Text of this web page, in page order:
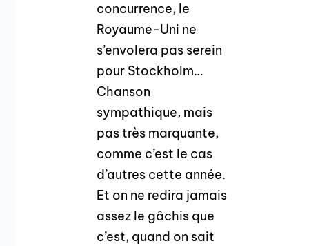
concurrence, le
Royaume-Uni ne
s’envolera pas serein
pour Stockholm…
Chanson
sympathique, mais
pas très marquante,
comme c’est le cas
d’autres cette année.
Et on ne redira jamais
assez le gâchis que
c’est, quand on sait